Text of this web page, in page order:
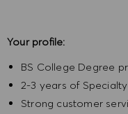
Your profile:
BS College Degree
2-3 years of
Strong customer